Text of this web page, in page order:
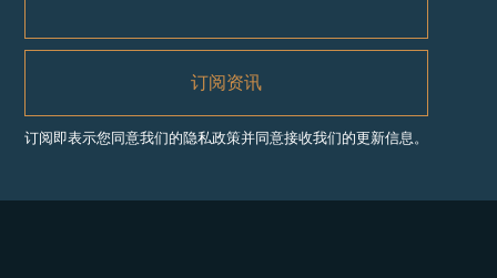
订阅即表示您同意我们的隐私政策并同意接收我们的更新信息。